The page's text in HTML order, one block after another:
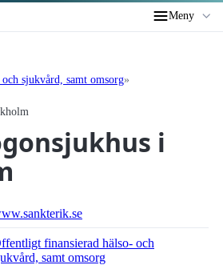
Meny
sjukvård, samt omsorg
i
finansierad hälso- och
samt omsorg